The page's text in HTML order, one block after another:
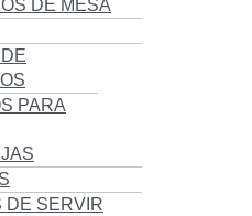
DE MESA
PARA
DE SERVIR